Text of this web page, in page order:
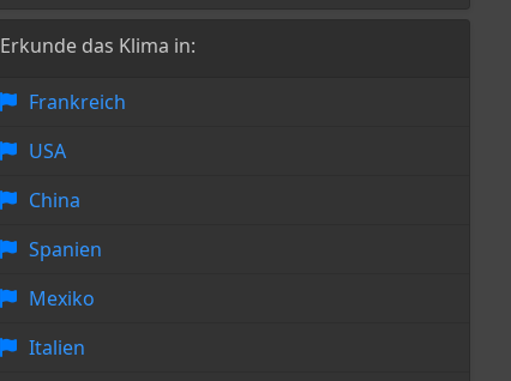
Erkunde das Klima in:
Frankreich
USA
China
Spanien
Mexiko
Italien